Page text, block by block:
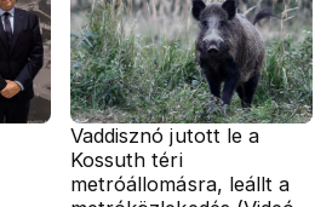
Vaddisznó jutott le a
Kossuth téri
metróállomásra, leállt a